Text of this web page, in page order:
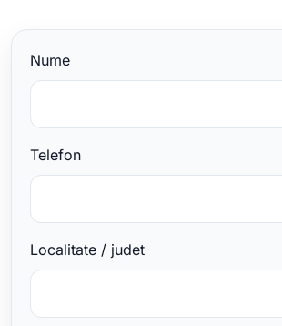
Nume
Telefon
Localitate / judet